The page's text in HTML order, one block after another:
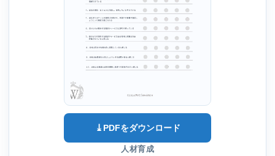
⤓ PDFをダウンロード
人材育成